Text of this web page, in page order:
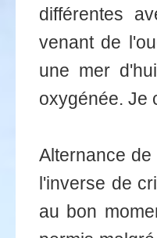
différentes
venant de
une mer
oxygénée. Je
Alternance
l'inverse de
au bon